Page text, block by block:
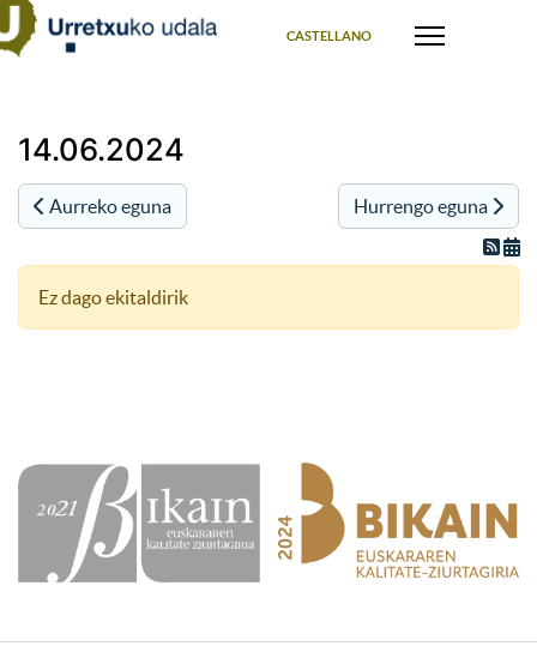
CASTELLANO
14.06.2024
Aurreko eguna Hurrengo eguna
Ez dago ekitaldirik